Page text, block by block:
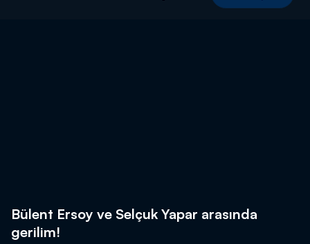
Bülent Ersoy ve Selçuk Yapar arasında
gerilim!